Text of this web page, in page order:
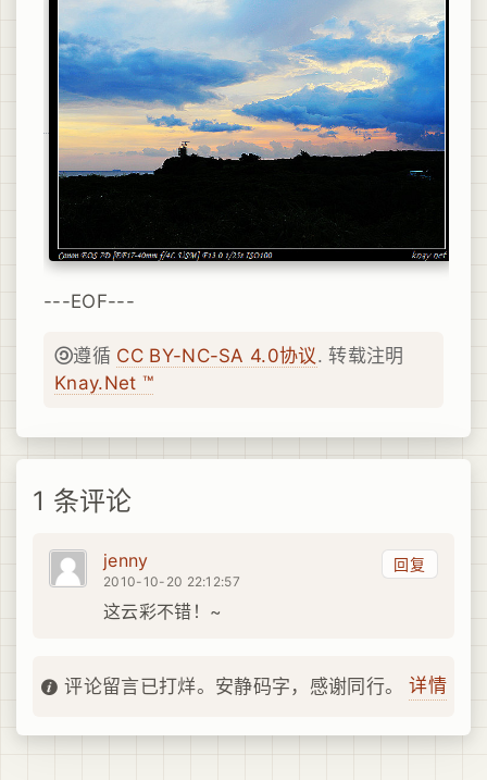
---EOF---
遵循 CC BY-NC-SA 4.0协议. 转载注明
Knay.Net ™
1 条评论
回复
jenny
2010-10-20 22:12:57
这云彩不错！~
评论留言已打烊。安静码字，感谢同行。 详情